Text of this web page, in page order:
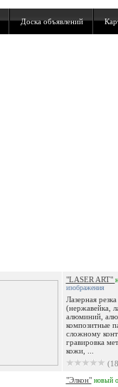
Доска объявлений
"LASER ART"
изображения
Лазерная
(нержавейка,
алюминий,
композитные
сложному
гравировка
кожи, ...
"Элкон" новый